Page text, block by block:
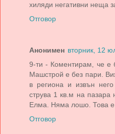
хиляди негативни неща
Отговор
Анонимен вторник, 12
9-ти - Коментирам, че е
Машстрой е без пари.
в региона и извън
струва 1 кв.м на пазара
Елма. Няма лошо. Това
Отговор